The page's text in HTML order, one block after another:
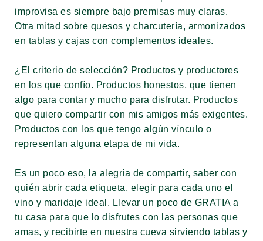
improvisa es siempre bajo premisas muy claras.
Otra mitad sobre quesos y charcutería, armonizados
en tablas y cajas con complementos ideales.
¿El criterio de selección? Productos y productores
en los que confío. Productos honestos, que tienen
algo para contar y mucho para disfrutar. Productos
que quiero compartir con mis amigos más exigentes.
Productos con los que tengo algún vínculo o
representan alguna etapa de mi vida.
Es un poco eso, la alegría de compartir, saber con
quién abrir cada etiqueta, elegir para cada uno el
vino y maridaje ideal. Llevar un poco de GRATIA a
tu casa para que lo disfrutes con las personas que
amas, y recibirte en nuestra cueva sirviendo tablas y